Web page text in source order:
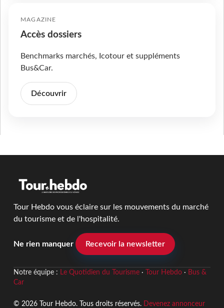
MAGAZINE
Accès dossiers
Benchmarks marchés, Icotour et suppléments
Bus&Car.
Découvrir
Tour Hebdo vous éclaire sur les mouvements du marché
du tourisme et de l'hospitalité.
Ne rien manquer Recevoir la newsletter
Notre équipe : Le Quotidien du Tourisme· Tour Hebdo· Bus &
Car
© 2026 Tour Hebdo. Tous droits réservés. Devenez annonceur